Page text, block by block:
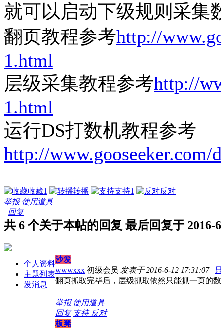
就可以启动下级规则采集
翻页教程参考http://
1.html
层级采集教程参考http://
1.html
运行DS打数机教程参考
http://
收藏1 转播 支持1
反对
举报 使用道具
| 回复
共 6 个关于本帖的回复 最后回复于 2016-
个人资料
主题列表
发消息
沙发
wwwxxx 初级会员 发表于 2016-6-12 17:31:07 |
翻页抓取完毕后，层级抓取依然只能抓一页的
举报 使用道具
回复 支持 反对
板凳